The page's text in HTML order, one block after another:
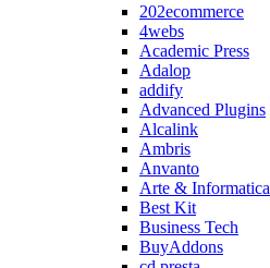
202ecommerce
4webs
Academic Press
Adalop
addify
Advanced Plugins
Alcalink
Ambris
Anvanto
Arte & Informatica
Best Kit
Business Tech
BuyAddons